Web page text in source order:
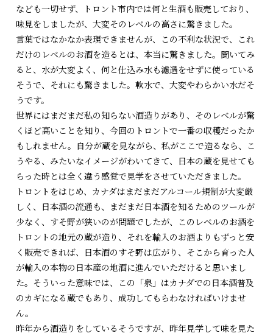
なども一切せず、トロント市内では何と生酒も販売しており、
味見をしましたが、大変そのレベルの高さに驚きました。
言葉ではなかなか表現できませんが、この不利な状況で、これ
だけのレベルのお酒を造るとは、本当に驚きました。聞いてみ
ると、水が大変よく、何と仕込み水も濾過をせずに使っている
そうで、それにも驚きました。軟水で、大変やわらかい水だそ
うです。
世界にはまだまだ私の知らない酒造りがあり、そのレベルが驚
くほど高いことを知り、今回のトロントで一番の収穫だったか
もしれません。自分が蔵を見ながら、私がここで造るなら、こ
うやる、みたいなイメージがわいてきて、日本の蔵を見せても
らった時とは全く違う感覚で見学をさせていただきました。
トロントをはじめ、カナダはまだまだアルコール規制が大変厳
しく、日本酒の流通も、まだまだ日本酒を知るためのツールが
少なく、すそ野が狭いのが問題でしたが、このレベルのお酒を
トロントの地元の蔵が造り、それを輸入のお酒よりもずっと安
く販売できれば、日本酒のすそ野は広がり、そこから育った人
が輸入の本物の日本産の地酒に進んでいただけると思いまし
た。そういった意味では、この「泉」はカナダでの日本酒普及
のカギになる蔵でもあり、成功してもらわなければいけませ
ん。
昨年から酒造りをしているそうですが、昨年見学して味を見た